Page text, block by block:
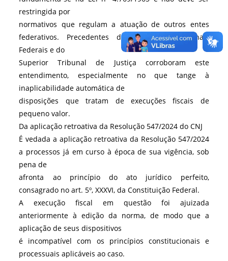
restringida por
normativos que regulam a atuação de outros entes
federativos. Precedentes dos Tribunais Regionais
Federais e do
Superior Tribunal de Justiça corroboram este
entendimento, especialmente no que tange à
inaplicabilidade automática de
disposições que tratam de execuções fiscais de
pequeno valor.
Da aplicação retroativa da Resolução 547/2024 do CNJ
É vedada a aplicação retroativa da Resolução 547/2024
a processos já em curso à época de sua vigência, sob
pena de
afronta ao princípio do ato jurídico perfeito,
consagrado no art. 5º, XXXVI, da Constituição Federal.
A execução fiscal em questão foi ajuizada
anteriormente à edição da norma, de modo que a
aplicação de seus dispositivos
é incompatível com os princípios constitucionais e
processuais aplicáveis ao caso.